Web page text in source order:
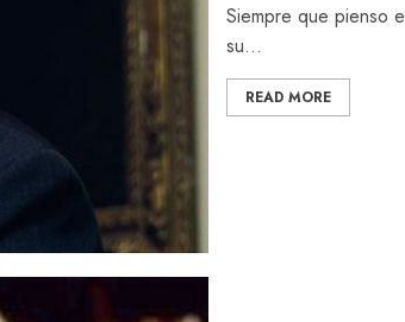
Siempre que pienso
su...
READ MORE